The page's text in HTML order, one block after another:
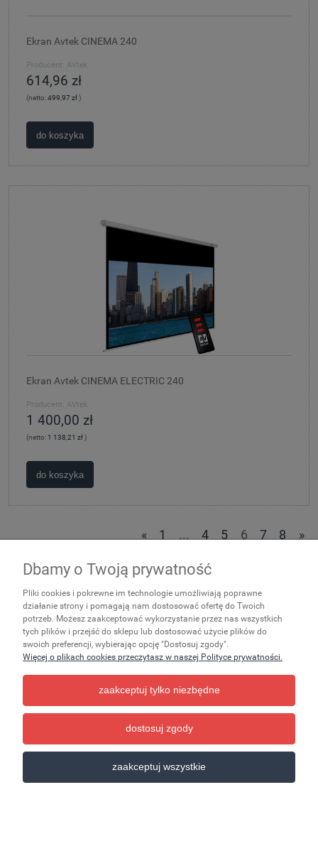
Ekran Avtek CINEMA 240
Producent: AVtek
614,96 zł
(netto:499,97 zł)
do koszyka
Ekran Avtek CINEMA ELECTRIC 240
Producent: AVtek
1 400,00 zł
(netto: 1 138,21 zł)
do koszyka
« 1 ... 4 5 6 7 8 »
Zakupy
Ważne
Pomoc
Moje konto
Informacje
Dbamy o Twoją prywatność
Pliki cookies i pokrewne im technologie umożliwiają poprawne
działanie strony i pomagają nam dostosować ofertę do Twoich
potrzeb. Możesz zaakceptować wykorzystanie przez nas wszystkich
tych plików i przejść do sklepu lub dostosować użycie plików do
swoich preferencji, wybierając opcję "Dostosuj zgody".
Więcej o plikach cookies przeczytasz w naszej Polityce prywatności.
zaakceptuj tylko niezbędne
dostosuj zgody
zaakceptuj wszystkie